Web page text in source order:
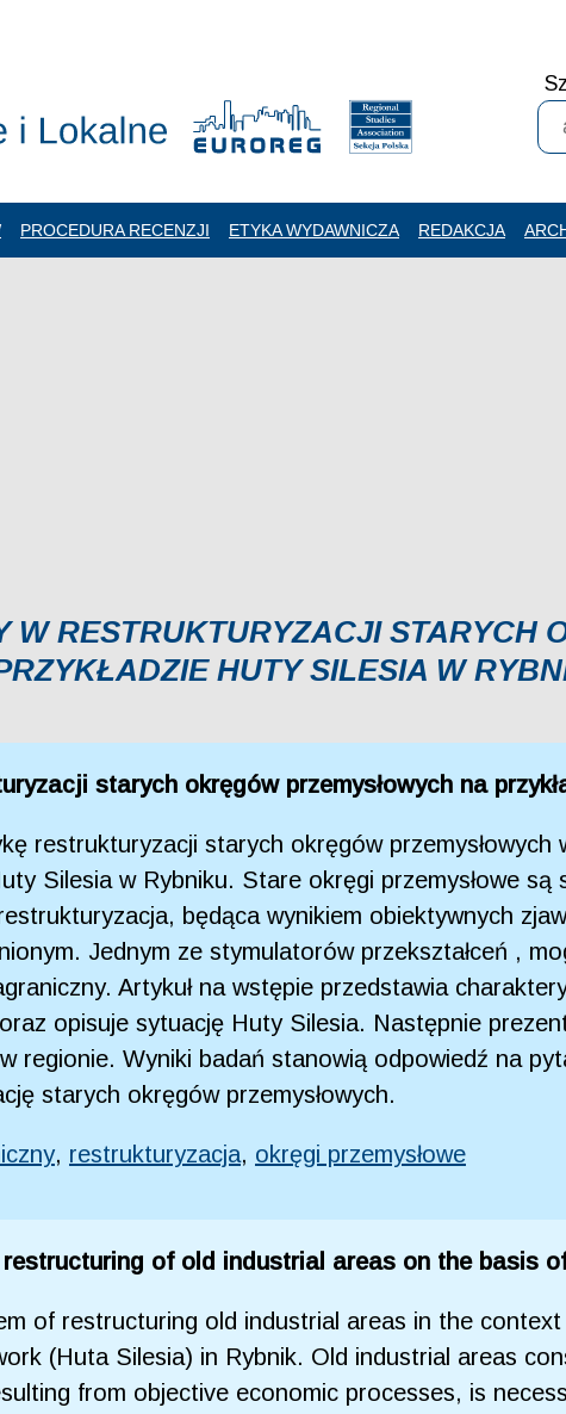
PROCEDURA RECENZJI ETYKA WYDAWNICZA REDAKCJA
W RESTRUKTURYZACJI STARYCH
HUTY SILESIA W
starych okręgów przemysłowych na
restrukturyzacji starych okręgów przemysłowych
Silesia w Rybniku. Stare okręgi przemysłowe są
będąca wynikiem obiektywnych
Jednym ze stymulatorów przekształceń ,
Artykuł na wstępie przedstawia
opisuje sytuację Huty Silesia. Następnie
regionie. Wyniki badań stanowią odpowiedź na
starych okręgów przemysłowych.
, restrukturyzacja, okręgi przemysłowe
of old industrial areas on the basis
of restructuring old industrial areas in the
(Huta Silesia) in Rybnik. Old industrial areas
from objective economic processes, is